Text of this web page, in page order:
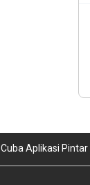
Cuba Aplikasi Pintar